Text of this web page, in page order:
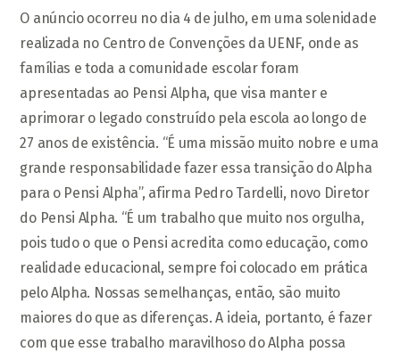
O anúncio ocorreu no dia 4 de julho, em uma solenidade
realizada no Centro de Convenções da UENF, onde as
famílias e toda a comunidade escolar foram
apresentadas ao Pensi Alpha, que visa manter e
aprimorar o legado construído pela escola ao longo de
27 anos de existência. “É uma missão muito nobre e uma
grande responsabilidade fazer essa transição do Alpha
para o Pensi Alpha”, afirma Pedro Tardelli, novo Diretor
do Pensi Alpha. “É um trabalho que muito nos orgulha,
pois tudo o que o Pensi acredita como educação, como
realidade educacional, sempre foi colocado em prática
pelo Alpha. Nossas semelhanças, então, são muito
maiores do que as diferenças. A ideia, portanto, é fazer
com que esse trabalho maravilhoso do Alpha possa